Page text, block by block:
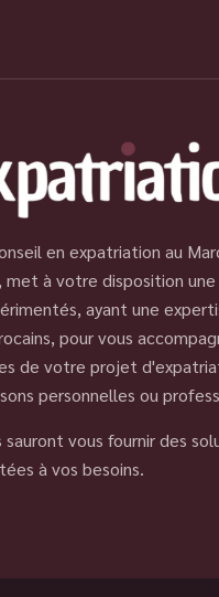
en expatriation au
met à votre disposition
ayant une
pour vous
de votre projet
personnelles ou
vous fournir des
à vos besoins.